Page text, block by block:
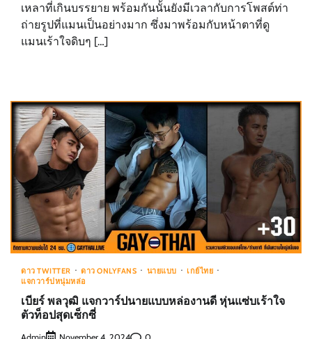
เหลาที่เกินบรรยาย พร้อมกันนั้นยังมีเวลากับการโพสต์ท่า
ถ่ายรูปที่แมนเป็นอย่างมาก ซึ่งมาพร้อมกับหน้าตาที่ดู
แมนเร้าใจดิบๆ […]
ดาว TWITTER ดาว ONLYFANS นายแบบ
เกย์ไทย
แจกวาร์ปหนุ่มหล่อ
เบียร์ พลวุฒิ แจกวาร์ปนายแบบหล่องานดี หุ่นแซ่บเร้าใจ
ตัวท็อปสุดเซ็กซี่